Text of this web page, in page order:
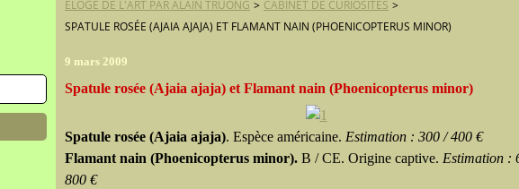
ELOGE DE L'ART PAR ALAIN TRUONG > CABINET DE CURIOSITÉS >
SPATULE ROSÉE (AJAIA AJAJA) ET FLAMANT NAIN (PHOENICOPTERUS MINOR)
9 mars 2009
Spatule rosée (Ajaia ajaja) et Flamant nain (Phoenicopterus minor)
Spatule rosée (Ajaia ajaja). Espèce américaine. Estimation : 300 / 400 €
Flamant nain (Phoenicopterus minor). B / CE. Origine captive. Estimation :
800 €